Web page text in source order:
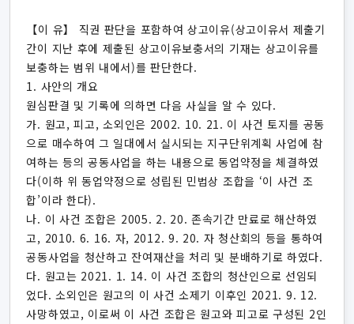
【이 유】 직권 판단을 포함하여 상고이유(상고이유서 제출기
간이 지난 후에 제출된 상고이유보충서의 기재는 상고이유를
보충하는 범위 내에서)를 판단한다.
1. 사안의 개요
원심판결 및 기록에 의하면 다음 사실을 알 수 있다.
가. 원고, 피고, 소외인은 2002. 10. 21. 이 사건 토지를 공동
으로 매수하여 그 일대에서 실시되는 지구단위계획 사업에 참
여하는 등의 공동사업을 하는 내용으로 동업약정을 체결하였
다(이하 위 동업약정으로 성립된 민법상 조합을 ‘이 사건 조
합’이라 한다).
나. 이 사건 조합은 2005. 2. 20. 존속기간 만료로 해산하였
고, 2010. 6. 16. 자, 2012. 9. 20. 자 청산회의 등을 통하여
공동사업을 청산하고 잔여재산을 처리 및 분배하기로 하였다.
다. 원고는 2021. 1. 14. 이 사건 조합의 청산인으로 선임되
었다. 소외인은 원고의 이 사건 소제기 이후인 2021. 9. 12.
사망하였고, 이로써 이 사건 조합은 원고와 피고로 구성된 2인